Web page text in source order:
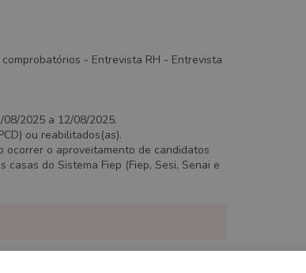
- Entrevista RH - Entrevista
2025 a 12/08/2025.
ou reabilitados(as).
ocorrer o aproveitamento de candidatos
do Sistema Fiep (Fiep, Sesi, Senai e